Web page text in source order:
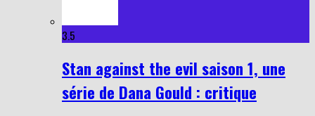
3.5
Stan against the evil saison 1, une
série de Dana Gould : critique